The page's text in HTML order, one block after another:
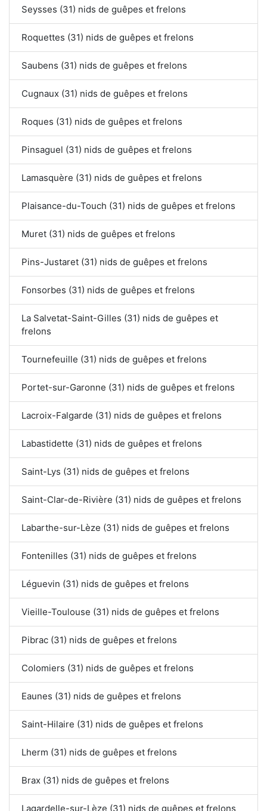
Seysses (31) nids de guêpes et frelons
Roquettes (31) nids de guêpes et frelons
Saubens (31) nids de guêpes et frelons
Cugnaux (31) nids de guêpes et frelons
Roques (31) nids de guêpes et frelons
Pinsaguel (31) nids de guêpes et frelons
Lamasquère (31) nids de guêpes et frelons
Plaisance-du-Touch (31) nids de guêpes et frelons
Muret (31) nids de guêpes et frelons
Pins-Justaret (31) nids de guêpes et frelons
Fonsorbes (31) nids de guêpes et frelons
La Salvetat-Saint-Gilles (31) nids de guêpes et
frelons
Tournefeuille (31) nids de guêpes et frelons
Portet-sur-Garonne (31) nids de guêpes et frelons
Lacroix-Falgarde (31) nids de guêpes et frelons
Labastidette (31) nids de guêpes et frelons
Saint-Lys (31) nids de guêpes et frelons
Saint-Clar-de-Rivière (31) nids de guêpes et frelons
Labarthe-sur-Lèze (31) nids de guêpes et frelons
Fontenilles (31) nids de guêpes et frelons
Léguevin (31) nids de guêpes et frelons
Vieille-Toulouse (31) nids de guêpes et frelons
Pibrac (31) nids de guêpes et frelons
Colomiers (31) nids de guêpes et frelons
Eaunes (31) nids de guêpes et frelons
Saint-Hilaire (31) nids de guêpes et frelons
Lherm (31) nids de guêpes et frelons
Brax (31) nids de guêpes et frelons
Lagardelle-sur-Lèze (31) nids de guêpes et frelons